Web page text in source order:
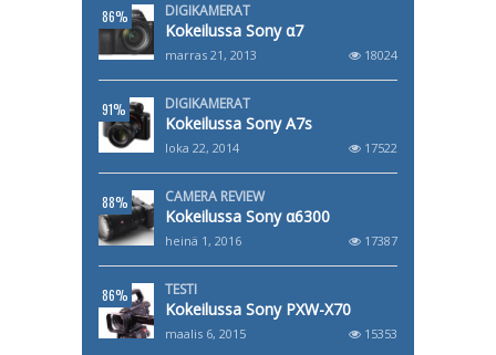
86% DIGIKAMERAT
Kokeilussa Sony α7
marras 21, 2013 18024
91% DIGIKAMERAT
Kokeilussa Sony A7s
loka 22, 2014 17522
88% CAMERA REVIEW
Kokeilussa Sony α6300
heinä 1, 2016 17387
86% TESTI
Kokeilussa Sony PXW-X70
maalis 6, 2015 15353